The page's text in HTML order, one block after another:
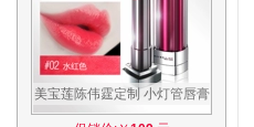
美宝莲陈伟霆定制 小灯管唇膏
纵情耀绝色持久保湿滋润唇釉